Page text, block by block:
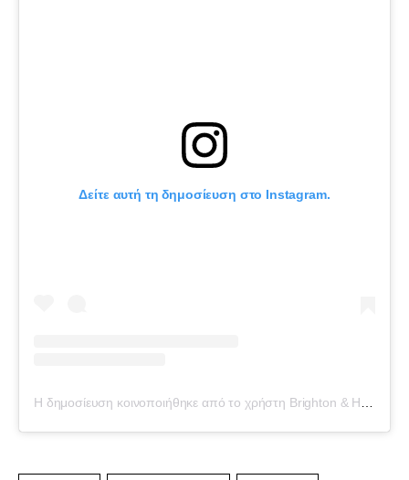
Δείτε αυτή τη δημοσίευση στο Instagram.
Η δημοσίευση κοινοποιήθηκε από το χρήστη Brighton & Hove Albion FC (@officialbhafc)